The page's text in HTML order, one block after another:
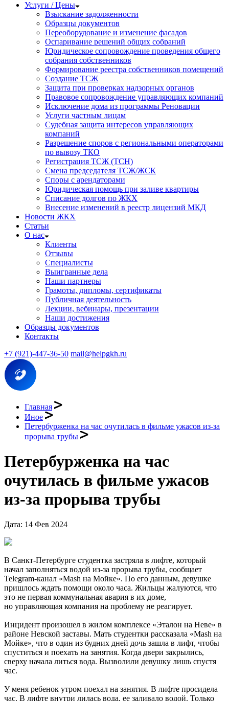
Услуги / Цены
Взыскание задолженности
Образцы документов
Переоборудование и изменение фасадов
Оспаривание решений общих собраний
Юридическое сопровождение проведения общего
собрания собственников
Формирование реестра собственников помещений
Создание ТСЖ
Защита при проверках надзорных органов
Правовое сопровождение управляющих компаний
Исключение дома из программы Реновации
Услуги частным лицам
Судебная защита интересов управляющих
компаний
Разрешение споров с региональными операторами
по вывозу ТКО
Регистрация ТСЖ (ТСН)
Смена председателя ТСЖ/ЖСК
Споры с арендаторами
Юридическая помощь при заливе квартиры
Списание долгов по ЖКХ
Внесение изменений в реестр лицензий МКД
Новости ЖКХ
Статьи
О нас
Клиенты
Отзывы
Специалисты
Выигранные дела
Наши партнеры
Грамоты, дипломы, сертификаты
Публичная деятельность
Лекции, вебинары, презентации
Наши достижения
Образцы документов
Контакты
+7 (921)-447-36-50 mail@helpgkh.ru
Главная
Иное
Петербурженка на час очутилась в фильме ужасов из-за
прорыва трубы
Петербурженка на час
очутилась в фильме ужасов
из-за прорыва трубы
Дата: 14 Фев 2024
В Санкт-Петербурге студентка застряла в лифте, который
начал заполняться водой из-за прорыва трубы, сообщает
Telegram-канал «Mash на Мойке». По его данным, девушке
пришлось ждать помощи около часа. Жильцы жалуются, что
это не первая коммунальная авария в их доме,
но управляющая компания на проблему не реагирует.
Инцидент произошел в жилом комплексе «Эталон на Неве» в
районе Невской заставы. Мать студентки рассказала «Mash на
Мойке», что в один из будних дней дочь зашла в лифт, чтобы
спуститься и поехать на занятия. Когда двери закрылись,
сверху начала литься вода. Вызволили девушку лишь спустя
час.
У меня ребенок утром поехал на занятия. В лифте просидела
час. В лифте внутри лилась вода, ее заливало водой. Только